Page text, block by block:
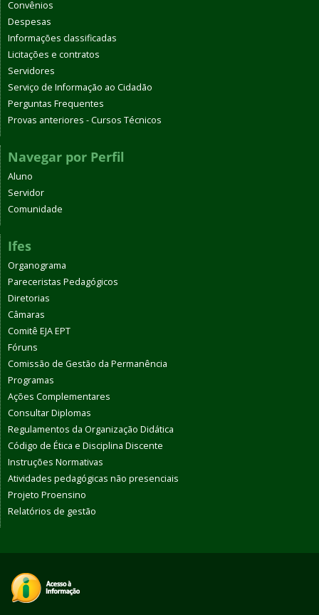
Convênios
Despesas
Informações classificadas
Licitações e contratos
Servidores
Serviço de Informação ao Cidadão
Perguntas Frequentes
Provas anteriores - Cursos Técnicos
Navegar por Perfil
Aluno
Servidor
Comunidade
Ifes
Organograma
Pareceristas Pedagógicos
Diretorias
Câmaras
Comitê EJA EPT
Fóruns
Comissão de Gestão da Permanência
Programas
Ações Complementares
Consultar Diplomas
Regulamentos da Organização Didática
Código de Ética e Disciplina Discente
Instruções Normativas
Atividades pedagógicas não presenciais
Projeto Proensino
Relatórios de gestão